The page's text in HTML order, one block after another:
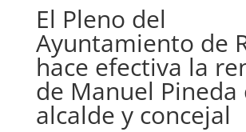
El Pleno del
Ayuntamiento de
hace efectiva la
de Manuel Pineda
alcalde y concejal